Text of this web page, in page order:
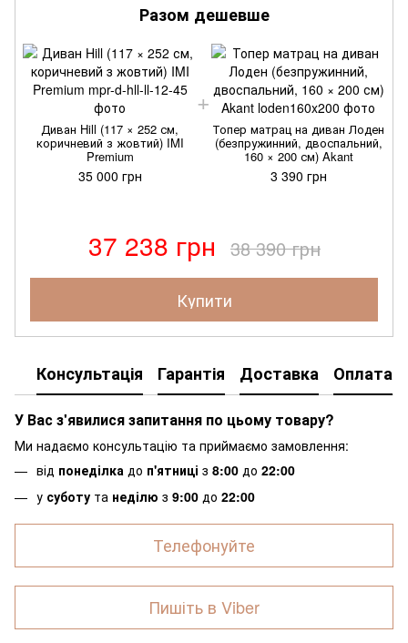
Разом дешевше
Диван Hill (117 × 252 см,
коричневий з жовтий) IMI
Premium
35 000 грн
Топер матрац на диван Лоден
(безпружинний, двоспальний,
160 × 200 см) Akant
3 390 грн
37 238 грн 38 390 грн
Купити
Консультація Гарантія Доставка Оплата
У Вас з'явилися запитання по цьому товару?
Ми надаємо консультацію та приймаємо замовлення:
від понеділка до п'ятниці з 8:00 до 22:00
у суботу та неділю з 9:00 до 22:00
Телефонуйте
Пишіть в Viber